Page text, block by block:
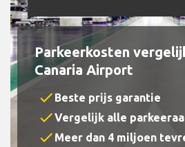
Parkeerkosten
Canaria Airport
check Beste prijs garantie
checkVergelijk alle
check Meer dan 4 miljoen